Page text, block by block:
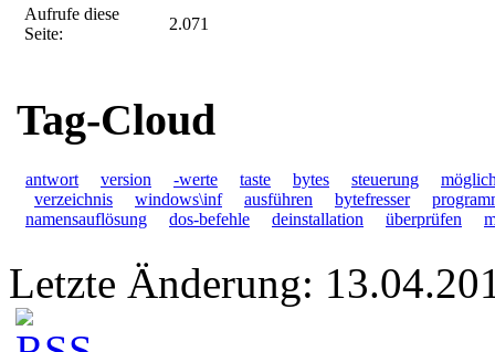
Aufrufe diese
Seite:
2.071
Tag-Cloud
antwort version -werte taste bytes steuerung
verzeichnis
windows\inf ausführen bytefresser
namensauflösung
dos-befehle deinstallation überprüfen
Letzte Änderung: